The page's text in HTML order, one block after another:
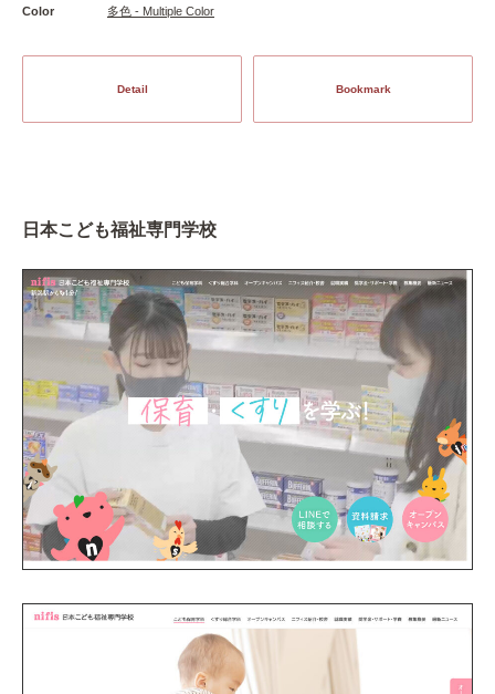
Color
多色 - Multiple Color
Detail Bookmark
日本こども福祉専門学校